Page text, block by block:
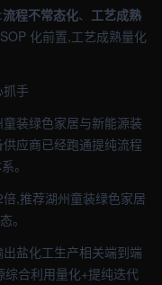
流程不常态化、 工艺成熟
化前置,工艺成熟量化
抓手
装绿色家居与新能源装
应商已经跑通提纯流程
。
,推荐湖州童装绿色家居
。
盐化工生产相关端到端
合利用量化+提纯迭代